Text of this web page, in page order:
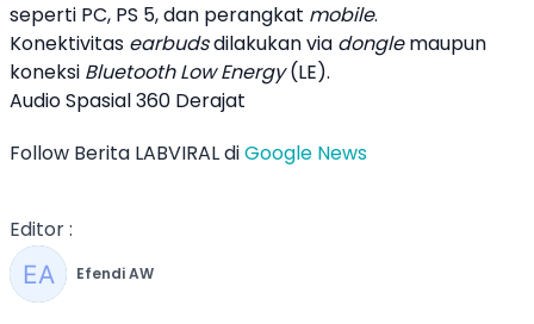
seperti PC, PS 5, dan perangkat mobile.
Konektivitas earbudsdilakukan via donglemaupun
koneksi Bluetooth Low Energy(LE).
Audio Spasial 360 Derajat
Follow Berita LABVIRAL diGoogle News
Editor :
Efendi AW